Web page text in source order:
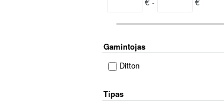
Gamintojas
Ditton
Tipas